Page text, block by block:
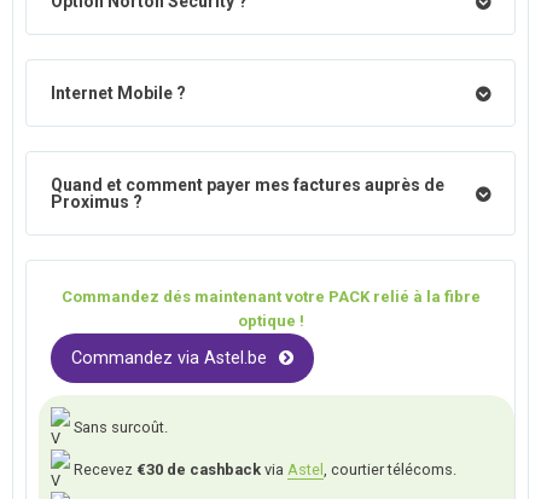
Internet Mobile ?
Quand et comment payer mes factures auprès de
Proximus ?
Commandez dés maintenant votre PACK relié à la fibre
optique !
Commandez via Astel.be
Sans surcoût.
Recevez €30 de cashback via Astel , courtier télécoms.